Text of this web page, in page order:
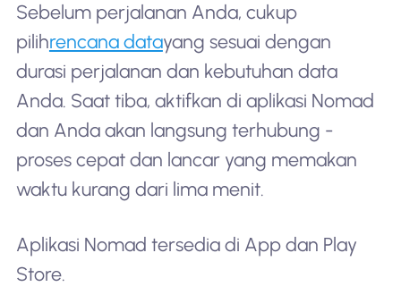
Sebelum perjalanan Anda, cukup
pilihrencana datayang sesuai dengan
durasi perjalanan dan kebutuhan data
Anda. Saat tiba, aktifkan di aplikasi Nomad
dan Anda akan langsung terhubung -
proses cepat dan lancar yang memakan
waktu kurang dari lima menit.
Aplikasi Nomad tersedia di App dan Play
Store.